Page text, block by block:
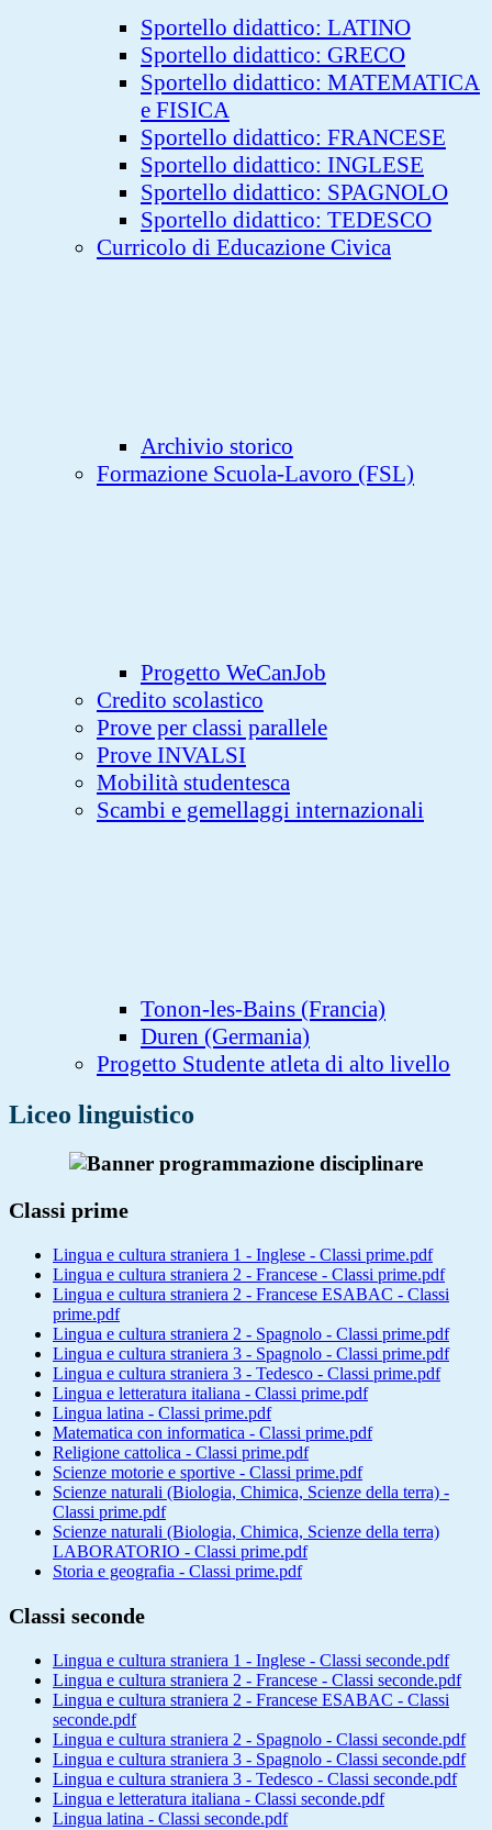
Sportello didattico: LATINO
Sportello didattico: GRECO
Sportello didattico: MATEMATICA
e FISICA
Sportello didattico: FRANCESE
Sportello didattico: INGLESE
Sportello didattico: SPAGNOLO
Sportello didattico: TEDESCO
Curricolo di Educazione Civica
Archivio storico
Formazione Scuola-Lavoro (FSL)
Progetto WeCanJob
Credito scolastico
Prove per classi parallele
Prove INVALSI
Mobilità studentesca
Scambi e gemellaggi internazionali
Tonon-les-Bains (Francia)
Duren (Germania)
Progetto Studente atleta di alto livello
Liceo linguistico
Classi prime
Lingua e cultura straniera 1 - Inglese - Classi prime.pdf
Lingua e cultura straniera 2 - Francese - Classi prime.pdf
Lingua e cultura straniera 2 - Francese ESABAC - Classi
prime.pdf
Lingua e cultura straniera 2 - Spagnolo - Classi prime.pdf
Lingua e cultura straniera 3 - Spagnolo - Classi prime.pdf
Lingua e cultura straniera 3 - Tedesco - Classi prime.pdf
Lingua e letteratura italiana - Classi prime.pdf
Lingua latina - Classi prime.pdf
Matematica con informatica - Classi prime.pdf
Religione cattolica - Classi prime.pdf
Scienze motorie e sportive - Classi prime.pdf
Scienze naturali (Biologia, Chimica, Scienze della terra) -
Classi prime.pdf
Scienze naturali (Biologia, Chimica, Scienze della terra)
LABORATORIO - Classi prime.pdf
Storia e geografia - Classi prime.pdf
Classi seconde
Lingua e cultura straniera 1 - Inglese - Classi seconde.pdf
Lingua e cultura straniera 2 - Francese - Classi seconde.pdf
Lingua e cultura straniera 2 - Francese ESABAC - Classi
seconde.pdf
Lingua e cultura straniera 2 - Spagnolo - Classi seconde.pdf
Lingua e cultura straniera 3 - Spagnolo - Classi seconde.pdf
Lingua e cultura straniera 3 - Tedesco - Classi seconde.pdf
Lingua e letteratura italiana - Classi seconde.pdf
Lingua latina - Classi seconde.pdf